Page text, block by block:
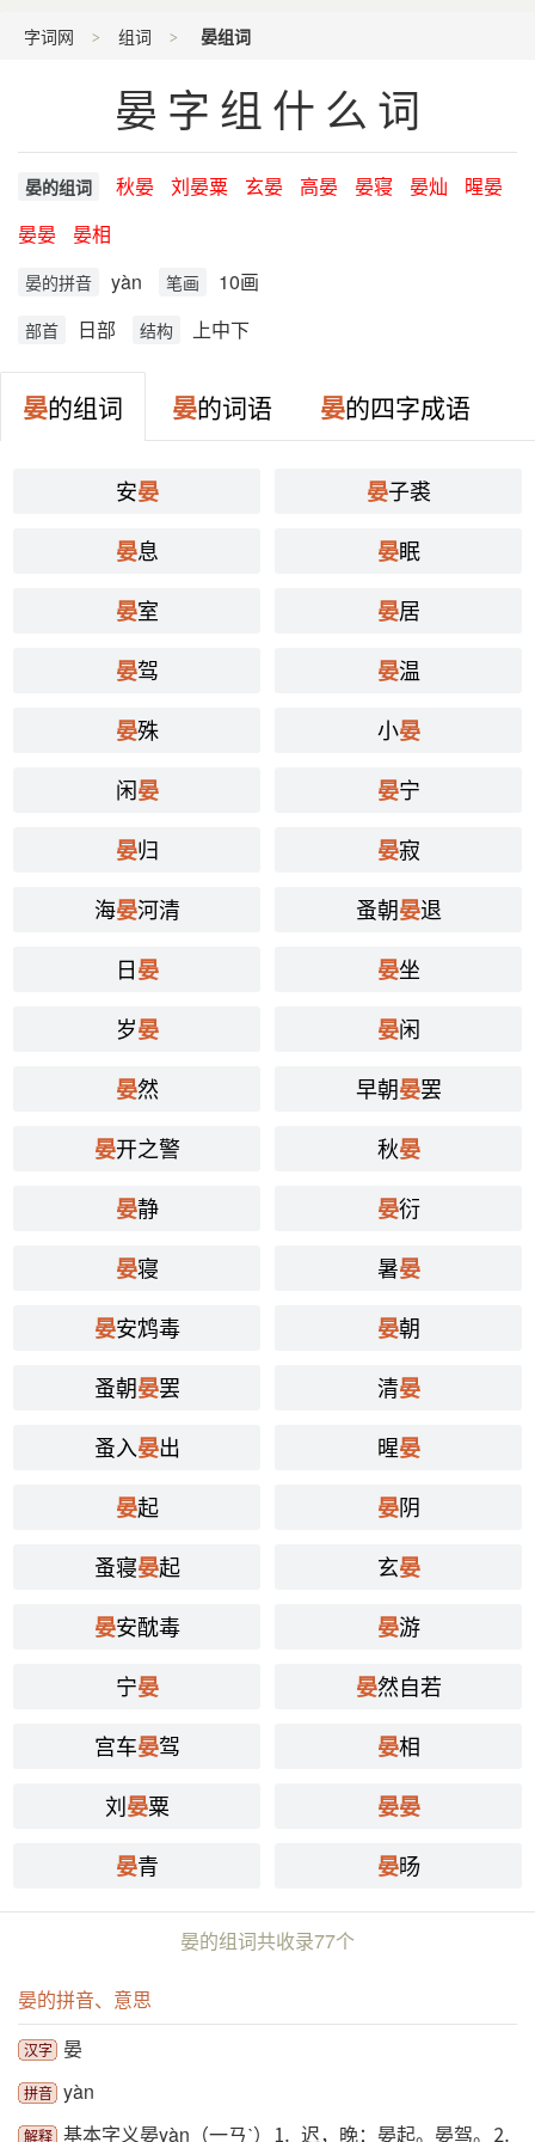
字词网 组词 晏组词
晏字组什么词
晏的组词 秋晏 刘晏粟 玄晏 高晏 晏寝 晏灿
暒晏
晏晏
晏相
晏的拼音 yàn 笔画 10画
部首 日部 结构 上中下
晏的组词 晏的词语 晏的四字成语
安晏 晏子裘
晏息 晏眠
晏室 晏居
晏驾 晏温
晏殊 小晏
闲晏 晏宁
晏归 晏寂
海晏河清 蚤朝晏退
日晏 晏坐
岁晏 晏闲
晏然 早朝晏罢
晏开之警 秋晏
晏静 晏衍
晏寝 暑晏
晏安鸩毒 晏朝
蚤朝晏罢 清晏
蚤入晏出 暒晏
晏起 晏阴
蚤寝晏起 玄晏
晏安酖毒 晏游
宁晏 晏然自若
宫车晏驾 晏相
刘晏粟 晏晏
晏青 晏旸
晏的组词共收录77个
晏的拼音、意思
汉字 晏
拼音 yàn
解释 基本字义晏yàn（一ㄢˋ）⒈ 迟，晚：晏起。晏驾。⒉